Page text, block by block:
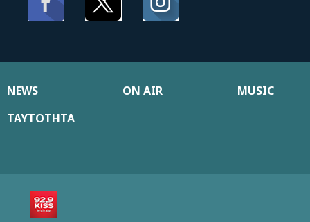
NEWS ON AIR
MUSIC
ΤΑΥΤΟΤΗΤΑ